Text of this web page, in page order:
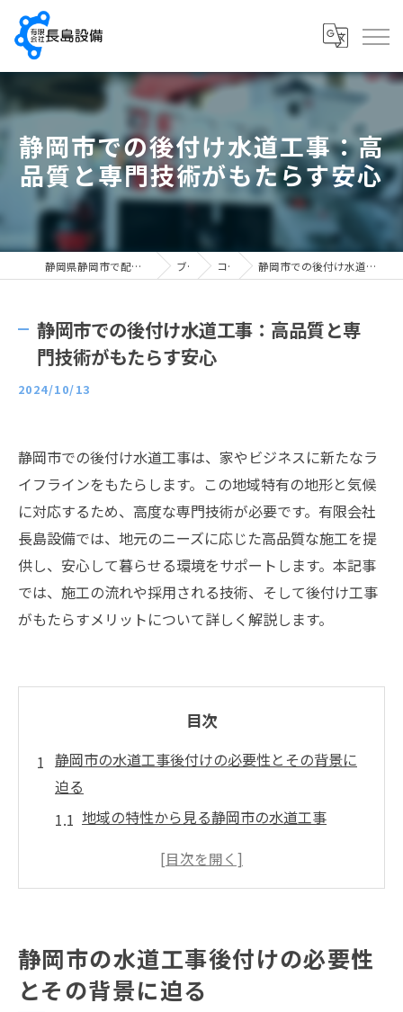
静岡市での後付け水道工事：高
品質と専門技術がもたらす安心
静岡県静岡市で配管工の求人なら有限会社長島設備 ブログ コラム 静岡市での後付け水道工事：高品質と専門技術がもたらす安心
静岡市での後付け水道工事：高品質と専
門技術がもたらす安心
2024/10/13
静岡市での後付け水道工事は、家やビジネスに新たなラ
イフラインをもたらします。この地域特有の地形と気候
に対応するため、高度な専門技術が必要です。有限会社
長島設備では、地元のニーズに応じた高品質な施工を提
供し、安心して暮らせる環境をサポートします。本記事
では、施工の流れや採用される技術、そして後付け工事
がもたらすメリットについて詳しく解説します。
目次
静岡市の水道工事後付けの必要性とその背景に
迫る
地域の特性から見る静岡市の水道工事
地形と気候が影響する水道工事の重要性
水道工事後付けが地域に与える影響
専門技術が光る静岡市の水道工事後付けの魅力
静岡市の水道工事後付けの必要性
とその背景に迫る